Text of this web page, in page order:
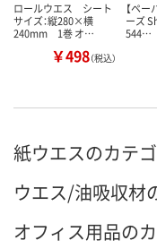
ロールウエス シート
サイズ：縦280×横
240mm 1巻 オ…
￥498（税込）
【ペー
ーズ
544…
紙ウエスのカテ
ウエス/油吸収材
オフィス用品の